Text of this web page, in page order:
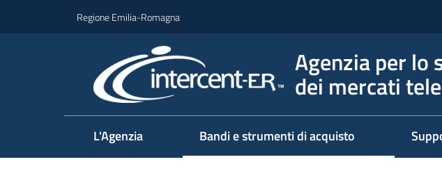
Regione Emilia-Romagna
Agenzia per lo
dei mercati
L'Agenzia Bandi e strumenti di acquisto